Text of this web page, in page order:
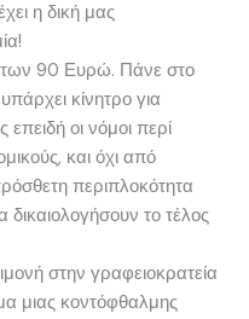
η δική μας
των 90 Ευρώ. Πάνε στο
κίνητρο για
επειδή οι νόμοι περί
και όχι από
περιπλοκότητα
δικαιολογήσουν το τέλος
στην γραφειοκρατεία
μιας κοντόφθαλμης